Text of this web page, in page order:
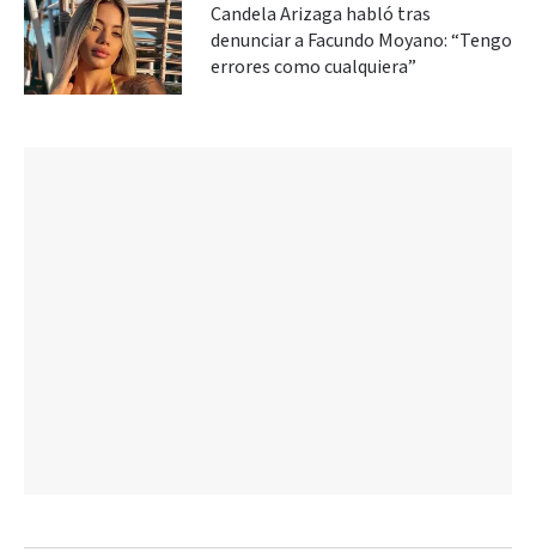
Candela Arizaga habló tras
denunciar a Facundo Moyano: “Tengo
errores como cualquiera”